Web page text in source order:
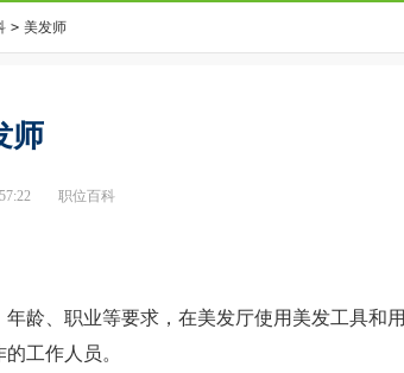
> 美发师
师
职位百科
龄、职业等要求，在美发厅使用美发工具和用
工作人员。